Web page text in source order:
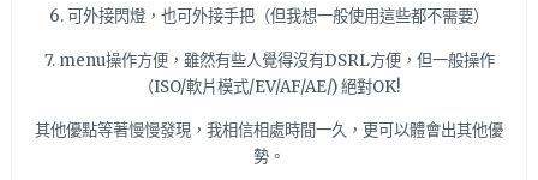
6. 可外接閃燈，也可外接手把（但我想一般使用這些都不需要）
7. menu操作方便，雖然有些人覺得沒有DSRL方便，但一般操作
（ISO/軟片模式/EV/AF/AE/) 絕對OK!
其他優點等著慢慢發現，我相信相處時間一久，更可以體會出其他優
勢。